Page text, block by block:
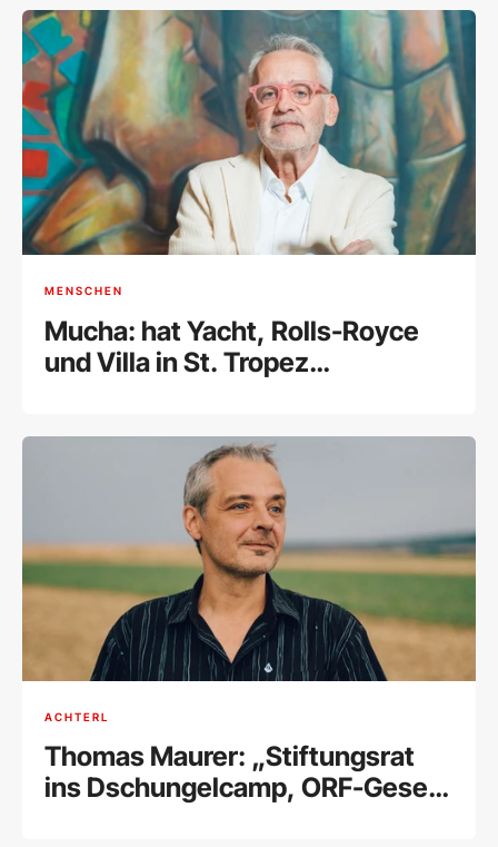
MENSCHEN
Mucha: hat Yacht, Rolls-Royce
und Villa in St. Tropez
ACHTERL
Thomas Maurer: „Stiftungsrat
ins Dschungelcamp, ORF-Gesetz